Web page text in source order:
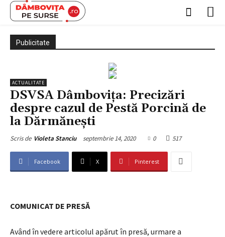
Publicitate
ACTUALITATE
DSVSA Dâmbovița: Precizări
despre cazul de Pestă Porcină de
la Dărmănești
Scris de Violeta Stanciu septembrie 14, 2020 0 517
Facebook X Pinterest
COMUNICAT DE PRESĂ
Având în vedere articolul apărut în presă, urmare a